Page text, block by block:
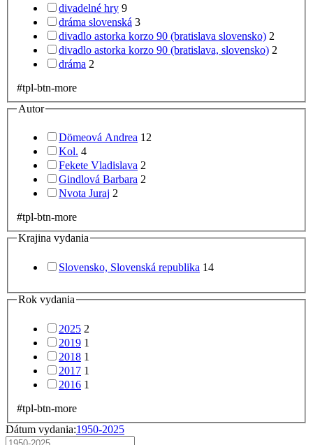
divadelné hry 9
dráma slovenská 3
divadlo astorka korzo 90 (bratislava slovensko) 2
divadlo astorka korzo 90 (bratislava, slovensko) 2
dráma 2
#tpl-btn-more
Autor
Dömeová Andrea 12
Kol. 4
Fekete Vladislava 2
Gindlová Barbara 2
Nvota Juraj 2
#tpl-btn-more
Krajina vydania
Slovensko, Slovenská republika 14
Rok vydania
2025 2
2019 1
2018 1
2017 1
2016 1
#tpl-btn-more
Dátum vydania:1950-2025